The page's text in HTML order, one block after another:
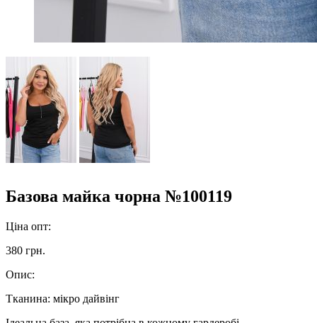
Базова майка чорна №100119
Ціна опт:
380 грн.
Опис:
Тканина: мікро дайвінг